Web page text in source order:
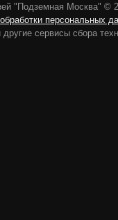
"Подземная Москва" ©
персональных
сервисы сбора